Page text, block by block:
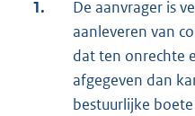
1.
De aanvrager is
aanleveren van
dat ten onrechte
afgegeven dan
bestuurlijke